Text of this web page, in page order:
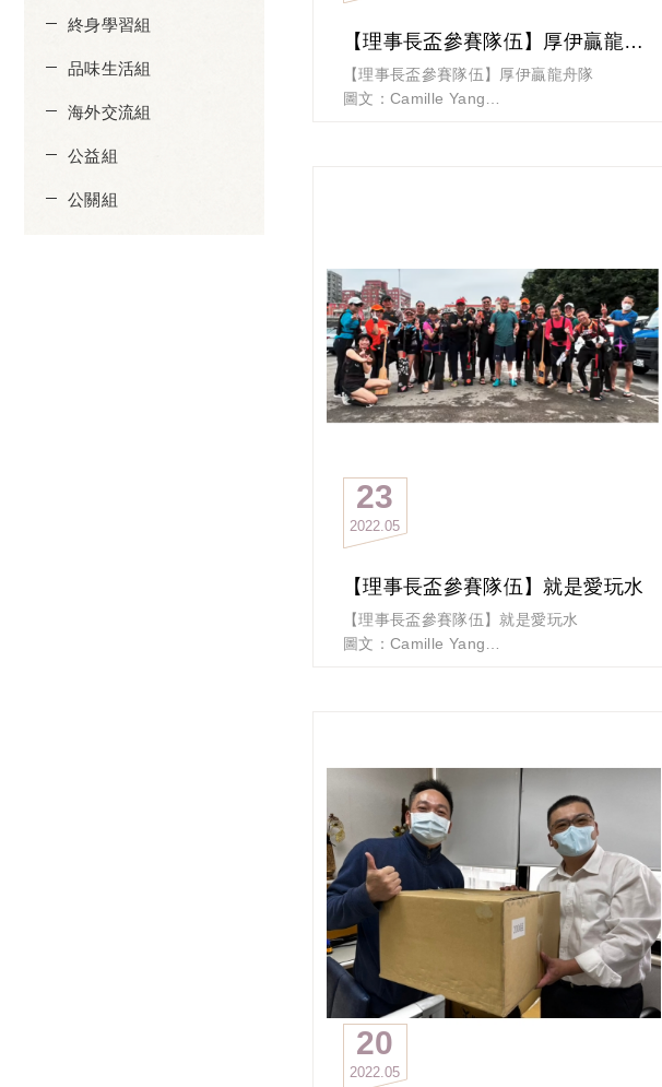
終身學習組
品味生活組
海外交流組
公益組
公關組
【理事長盃參賽隊伍】厚伊贏龍舟隊
【理事長盃參賽隊伍】厚伊贏龍舟隊
圖文：Camille Yang
由政大後EMBA商業領袖班第一屆的學長姐
組成
隊名 「厚伊贏」
取國語諧音「後E贏」
與台語諧音 「給他贏」
充分顯示後E隊伍的氣勢和企圖
期待本次由
進而拿下今年理事長龍舟賽的第一名
媽呀！又一隊以冠軍為目標？
讓我們來瞧瞧他們第一次團練的精彩花絮
#政大EMBA校友會理事長盃龍舟賽
23
05
2022
【理事長盃參賽隊伍】就是愛玩水
【理事長盃參賽隊伍】就是愛玩水
圖文：Camille Yang
基本上任何水都玩
海水、河水、湖水、雪水
甚至於洗澡水（大誤⋯）
因此他們的隊名就是「就是愛玩水」
他們說：「有水便要涼，所以，就是愛玩
水！GO!GO!GO!!!」
這幾天熱的要命
真的好適合玩水
玩水社的學長姐
在去年拿下了第三名
今年捲土重來的他們
誓言：
來划龍舟就是愛攏贏啊！
得冠軍、拿金牌、光榮站凸台～
20
05
2022